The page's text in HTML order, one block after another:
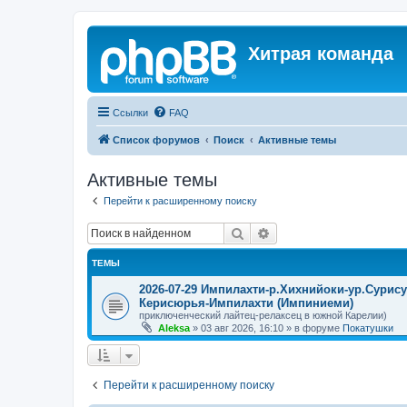
Хитрая команда
Ссылки FAQ
Список форумов Поиск Активные темы
Активные темы
Перейти к расширенному поиску
Поиск
ТЕМЫ
2026-07-29 Импилахти-р.Хихнийоки-
Керисюрья-Импилахти (Импиниеми)
приключенческий лайтец-релаксец в южной Карелии)
Aleksa » 03 авг 2026, 16:10 » в форуме Покатушки
Перейти к расширенному поиску